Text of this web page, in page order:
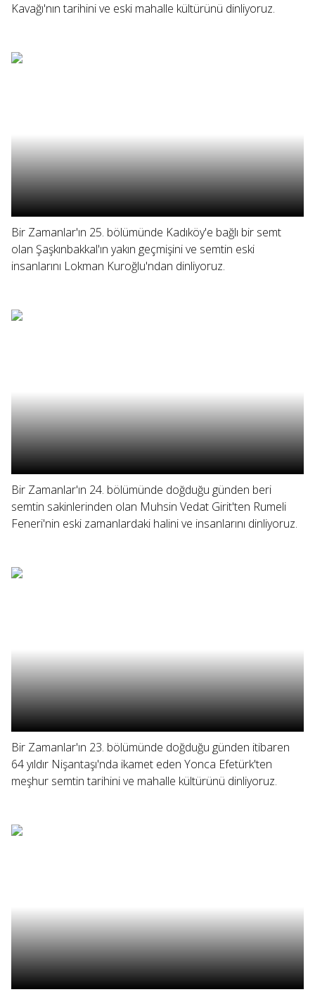
Kavağı'nın tarihini ve eski mahalle kültürünü dinliyoruz.
Bir Zamanlar'ın 25. bölümünde Kadıköy'e bağlı bir semt
olan Şaşkınbakkal'ın yakın geçmişini ve semtin eski
insanlarını Lokman Kuroğlu'ndan dinliyoruz.
Bir Zamanlar'ın 24. bölümünde doğduğu günden beri
semtin sakinlerinden olan Muhsin Vedat Girit'ten Rumeli
Feneri'nin eski zamanlardaki halini ve insanlarını dinliyoruz.
Bir Zamanlar'ın 23. bölümünde doğduğu günden itibaren
64 yıldır Nişantaşı'nda ikamet eden Yonca Efetürk'ten
meşhur semtin tarihini ve mahalle kültürünü dinliyoruz.